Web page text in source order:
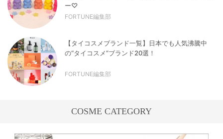
ー♡
FORTUNE編集部
【タイコスメブランド一覧】日本でも人気沸騰中
の“タイコスメ”ブランド20選！
FORTUNE編集部
COSME CATEGORY